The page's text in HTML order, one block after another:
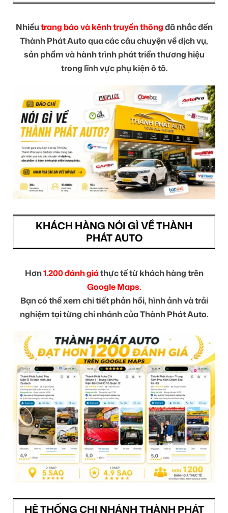
Nhiềutrang báo và kênh truyền thôngđã nhắc đến
Thành Phát Auto qua các câu chuyện về dịch vụ,
sản phẩm và hành trình phát triển thương hiệu
trong lĩnh vực phụ kiện ô tô.
KHÁCH HÀNG NÓI GÌ VỀ THÀNH
PHÁT AUTO
Hơn1.200 đánh giáthực tế từ khách hàng trên
Google Maps.
Bạn có thể xem chi tiết phản hồi, hình ảnh và trải
nghiệm tại từng chi nhánh của Thành Phát Auto.
HỆ THỐNG CHI NHÁNH THÀNH PHÁT